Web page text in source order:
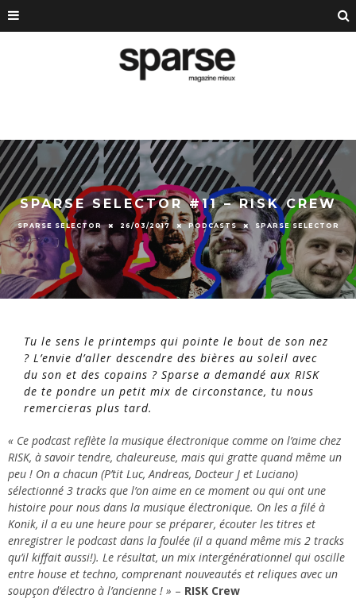
SPARSE SELECTOR #11 – RISK CREW
SPARSE SELECTOR 26/03/2017 PODCASTS SPARSE SELECTOR
Tu le sens le printemps qui pointe le bout de son nez
? L’envie d’aller descendre des bières au soleil avec
du son et des copains ? Sparse a demandé aux RISK
de te pondre un petit mix de circonstance, tu nous
remercieras plus tard.
« Ce podcast reflète la musique électronique comme on l’aime chez
RISK, à savoir tendre, chaleureuse, mais qui gratte quand même un
peu ! On a chacun (P’tit Luc, Andreas, Docteur J et Luciano)
sélectionné 3 tracks que l’on aime en ce moment ou qui ont une
histoire pour nous dans la musique électronique. On les a filé à
Konik, il a eu une heure pour se préparer, écouter les titres et
enregistrer le podcast dans la foulée (il a quand même mis 2 tracks
qu’il kiffait aussi!). Le résultat, un mix intergénérationnel qui oscille
entre house et techno, comprenant nouveautés et reliques avec un
soupçon d’électro à l’ancienne ! » – RISK Crew